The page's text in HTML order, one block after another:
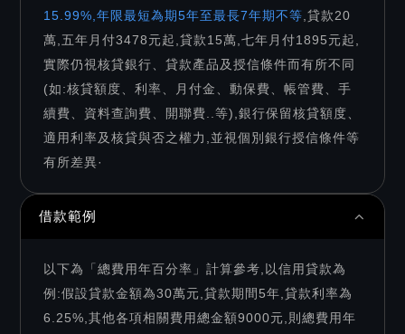
15.99%,年限最短為期5年至最長7年期不等,貸款20
萬,五年月付3478元起,貸款15萬,七年月付1895元起,
實際仍視核貸銀行、貸款產品及授信條件而有所不同
(如:核貸額度、利率、月付金、動保費、帳管費、手
續費、資料查詢費、開聯費..等),銀行保留核貸額度、
適用利率及核貸與否之權力,並視個別銀行授信條件等
有所差異·
借款範例
以下為「總費用年百分率」計算參考,以信用貸款為
例:假設貸款金額為30萬元,貸款期間5年,貸款利率為
6.25%,其他各項相關費用總金額9000元,則總費用年